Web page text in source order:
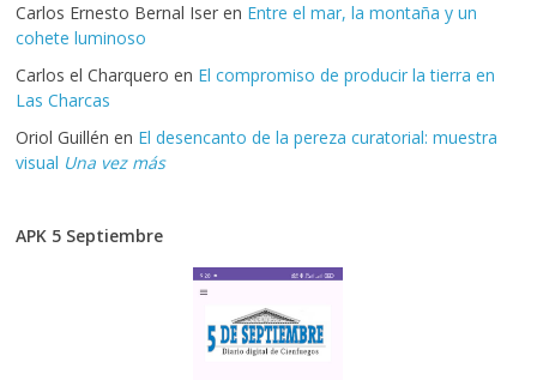
Carlos Ernesto Bernal Iser en Entre el mar, la montaña y un
cohete luminoso
Carlos el Charquero en El compromiso de producir la tierra en
Las Charcas
Oriol Guillén en El desencanto de la pereza curatorial: muestra
visual Una vez más
APK 5 Septiembre